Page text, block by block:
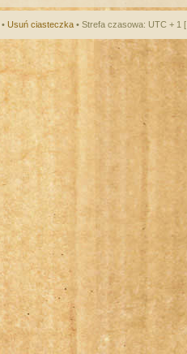
• Usuń ciasteczka • Strefa czasowa: UTC + 1 [